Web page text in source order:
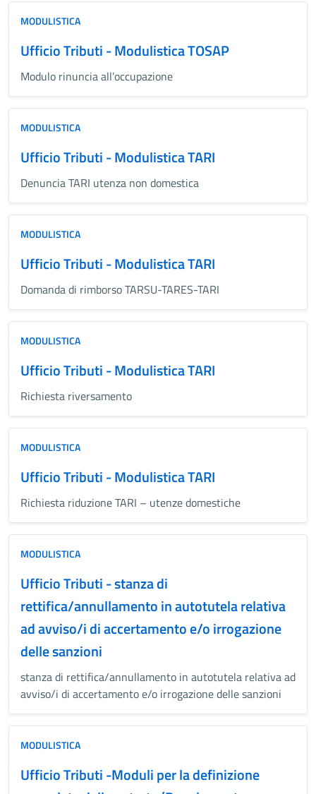
MODULISTICA
Ufficio Tributi - Modulistica TOSAP
Modulo rinuncia all’occupazione
MODULISTICA
Ufficio Tributi - Modulistica TARI
Denuncia TARI utenza non domestica
MODULISTICA
Ufficio Tributi - Modulistica TARI
Domanda di rimborso TARSU-TARES-TARI
MODULISTICA
Ufficio Tributi - Modulistica TARI
Richiesta riversamento
MODULISTICA
Ufficio Tributi - Modulistica TARI
Richiesta riduzione TARI – utenze domestiche
MODULISTICA
Ufficio Tributi - stanza di
rettifica/annullamento in autotutela relativa
ad avviso/i di accertamento e/o irrogazione
delle sanzioni
stanza di rettifica/annullamento in autotutela relativa ad
avviso/i di accertamento e/o irrogazione delle sanzioni
MODULISTICA
Ufficio Tributi -Moduli per la definizione